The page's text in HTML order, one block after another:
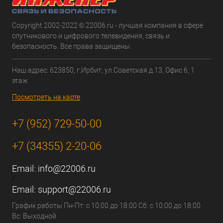
Copyright 2002-2022 © 22006.ru - лучшая компания в сфере
спутникового и цифрового телевидения, связь и
безопасность. Все права защищены.
Наш адрес: 623850, г.Ирбит, ул.Советская д.13, Офис 6, 1
этаж
Посмотреть на карте
+7 (952) 729-50-00
+7 (34355) 2-20-06
Email: info@22006.ru
/
Email: support@22006.ru
График работы Пн-Пт: с 10:00 до 18:00 Сб: с 10:00 до 18:00
Вс: Выходной